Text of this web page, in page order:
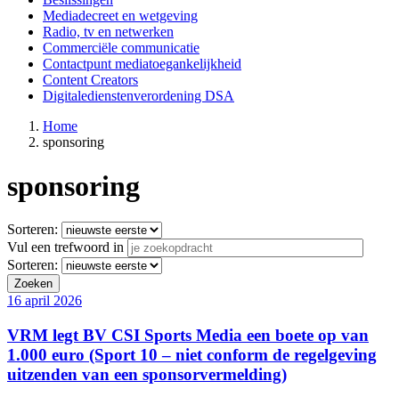
Main
navigation
Mediadecreet en wetgeving
Radio, tv en netwerken
Commerciële communicatie
Contactpunt mediatoegankelijkheid
Content Creators
Digitaledienstenverordening DSA
Kruimelpad
Home
sponsoring
sponsoring
Sorteren:
Vul een trefwoord in
Sorteren:
16 april 2026
VRM legt BV CSI Sports Media een boete op van
1.000 euro (Sport 10 – niet conform de regelgeving
uitzenden van een sponsorvermelding)